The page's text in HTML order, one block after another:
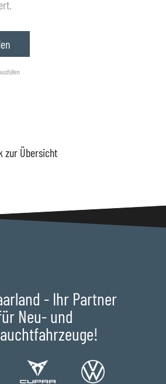
zur Übersicht
- Ihr Partner
Neu- und